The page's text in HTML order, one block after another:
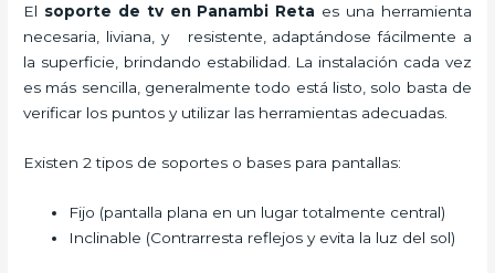
El soporte de tv en Panambi Reta es una herramienta
necesaria, liviana, y resistente, adaptándose fácilmente a
la superficie, brindando estabilidad. La instalación cada vez
es más sencilla, generalmente todo está listo, solo basta de
verificar los puntos y utilizar las herramientas adecuadas.
Existen 2 tipos de soportes o bases para pantallas:
Fijo (pantalla plana en un lugar totalmente central)
Inclinable (Contrarresta reflejos y evita la luz del sol)